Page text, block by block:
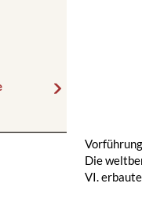
Vorführung
Die
VI.